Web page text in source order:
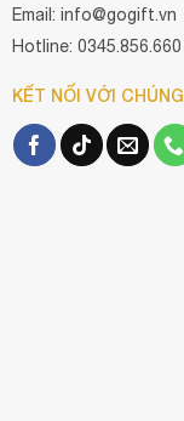
Email: info@gogift.vn
Hotline:
KẾT NỐI VỚI